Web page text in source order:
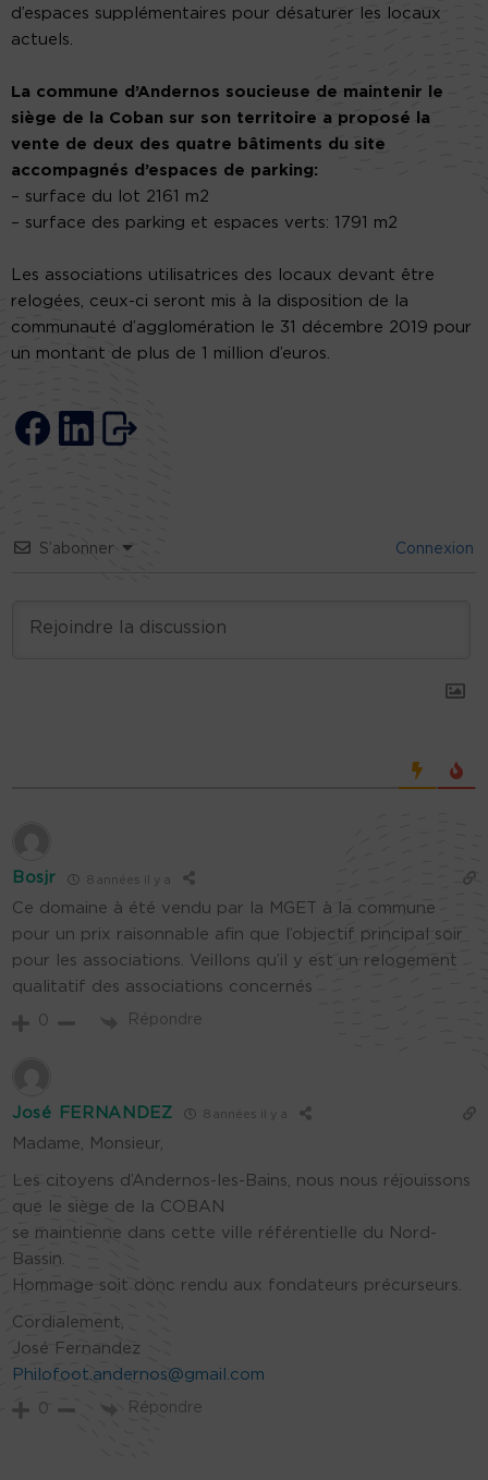
d’espaces supplémentaires pour désaturer les locaux
actuels.
La commune d’Andernos soucieuse de maintenir le
siège de la Coban sur son territoire a proposé la
vente de deux des quatre bâtiments du site
accompagnés d’espaces de parking:
– surface du lot 2161 m2
– surface des parking et espaces verts: 1791 m2
Les associations utilisatrices des locaux devant être
relogées, ceux-ci seront mis à la disposition de la
communauté d’agglomération le 31 décembre 2019 pour
un montant de plus de 1 million d’euros.
S’abonner Connexion
Bosjr 8 années il y a
Ce domaine à été vendu par la MGET à la commune
pour un prix raisonnable afin que l’objectif principal soir
pour les associations. Veillons qu’il y est un relogement
qualitatif des associations concernés
0 Répondre
José FERNANDEZ 8 années il y a
Madame, Monsieur,
Les citoyens d’Andernos-les-Bains, nous nous réjouissons
que le siège de la COBAN
se maintienne dans cette ville référentielle du Nord-
Bassin.
Hommage soit donc rendu aux fondateurs précurseurs.
Cordialement,
José Fernandez
Philofoot.andernos@gmail.com
0 Répondre